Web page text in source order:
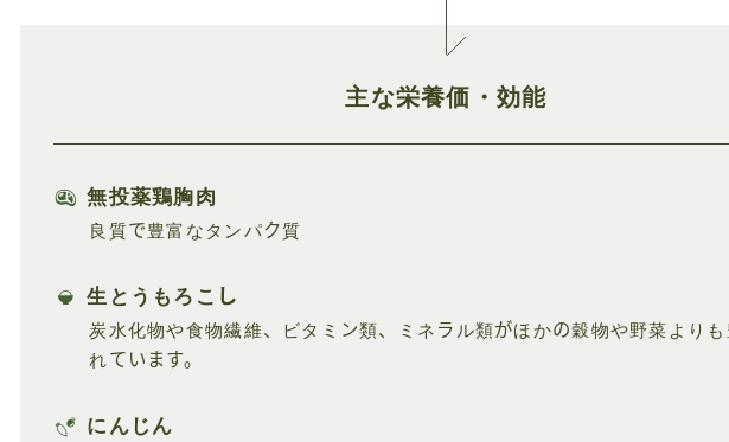
主な栄養価・効能
無投薬鶏胸肉
良質で豊富なタンパク質
生とうもろこし
炭水化物や食物繊維、ビタミン類、ミネラル類がほかの穀物や野菜より
れています。
にんじん